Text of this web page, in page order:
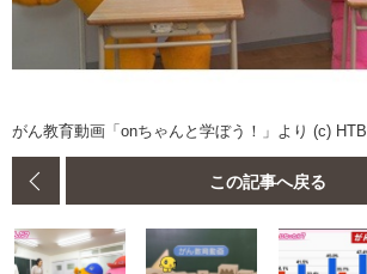
がん教育動画「onちゃんと学ぼう！」より (c) HTB
この記事へ戻る